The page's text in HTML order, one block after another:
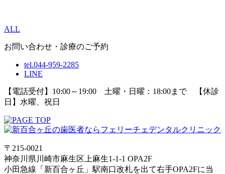
ALL
お問い合わせ・診療のご予約
tel.044-959-2285
LINE
【電話受付】10:00～19:00 土曜・日曜：18:00まで 【休診
日】水曜、祝日
〒215-0021
神奈川県川崎市麻生区上麻生1-1-1 OPA2F
小田急線「新百合ヶ丘」駅南口改札を出て右手OPA2Fに当